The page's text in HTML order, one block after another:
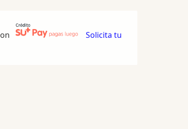
Solicita tu